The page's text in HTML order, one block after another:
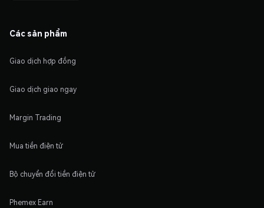
Các sản phẩm
Giao dịch hợp đồng
Giao dịch giao ngay
Margin Trading
Mua tiền điện tử
Bộ chuyển đổi tiền điện tử
Phemex Earn